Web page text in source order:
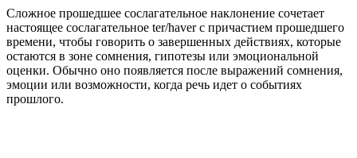
Сложное прошедшее сослагательное наклонение сочетает
настоящее сослагательное ter/haver с причастием прошедшего
времени, чтобы говорить о завершенных действиях, которые
остаются в зоне сомнения, гипотезы или эмоциональной
оценки. Обычно оно появляется после выражений сомнения,
эмоции или возможности, когда речь идет о событиях
прошлого.